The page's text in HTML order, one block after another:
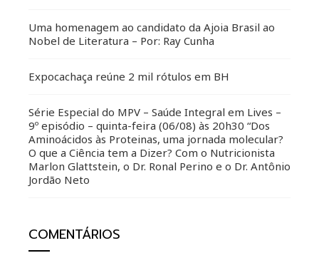
Uma homenagem ao candidato da Ajoia Brasil ao
Nobel de Literatura – Por: Ray Cunha
Expocachaça reúne 2 mil rótulos em BH
Série Especial do MPV – Saúde Integral em Lives –
9º episódio – quinta-feira (06/08) às 20h30 “Dos
Aminoácidos às Proteinas, uma jornada molecular?
O que a Ciência tem a Dizer? Com o Nutricionista
Marlon Glattstein, o Dr. Ronal Perino e o Dr. Antônio
Jordão Neto
COMENTÁRIOS